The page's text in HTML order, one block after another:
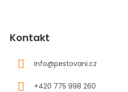
Kontakt
info@pestovani.cz
+420 775 998 260